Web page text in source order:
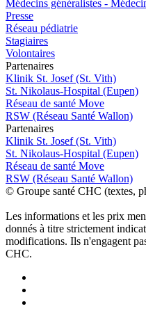
Médecins généralistes -
Presse
Réseau pédiatrie
Stagiaires
Volontaires
Partenaires
Klinik St. Josef (St. Vith)
St. Nikolaus-Hospital (Eupen)
Réseau de santé Move
RSW (Réseau Santé Wallon)
Partenaires
Klinik St. Josef (St. Vith)
St. Nikolaus-Hospital (Eupen)
Réseau de santé Move
RSW (Réseau Santé Wallon)
© Groupe santé CHC (textes,
Les informations et les prix
donnés à titre strictement
modifications. Ils n'engagent
CHC.